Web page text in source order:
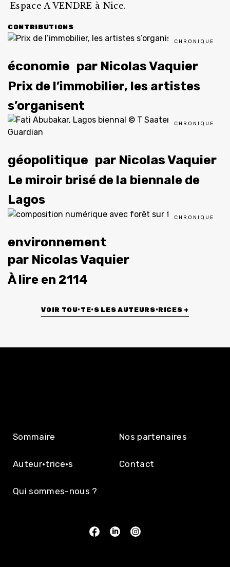
Espace A VENDRE à Nice.
CONTRIBUTIONS
CHRONIQUE
économie par Nicolas Vaquier
Prix de l’immobilier, les artistes
s’organisent
CHRONIQUE
géopolitique par Nicolas Vaquier
Le miroir brisé de la biennale de
Lagos
CHRONIQUE
environnement
par Nicolas Vaquier
À lire en 2114
VOIR TOU•TE•S LES AUTEURS•RICES +
Sommaire
Auteur·trice·s
Qui sommes-nous ?
Nos partenaires
Contact